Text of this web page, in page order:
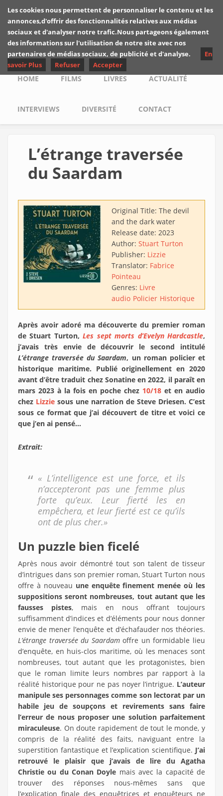
Skip to main content
Les critiques de
Yuyine
Main menu
HOME FILMS LIVRES ACTUALITÉ
INTERVIEWS DIVERSITÉ CONTACT
L’étrange traversée
du Saardam
Original Title: The devil
and the dark water
Release date: 2023
Author: Stuart Turton
Publisher: Lizzie
Translator: Fabrice
Pointeau
Genres: Livre
audio Policier Historique
Après avoir adoré ma découverte du premier roman
de Stuart Turton,Les sept morts d’Evelyn Hardcastle,
j’avais très envie de découvrir le second intitulé
L’étrange traversée du Saardam, un roman policier et
historique maritime. Publié originellement en 2020
avant d’être traduit chez Sonatine en 2022, il paraît en
mars 2023 à la fois en poche chez 10/18 et en audio
chez Lizzie sous une narration de Steve Driesen. C’est
sous ce format que j’ai découvert de titre et voici ce
que j’en ai pensé…
Extrait:
« L’intelligence est une force, et ils
n’accepteront pas une femme plus
forte qu’eux. Leur fierté les en
empêchera, et leur fierté est ce qu’ils
ont de plus cher.»
Un puzzle bien ficelé
Après nous avoir démontré tout son talent de tisseur
d’intrigues dans son premier roman, Stuart Turton nous
offre à nouveau une enquête finement menée où les
suppositions seront nombreuses, tout autant que les
fausses pistes, mais en nous offrant toujours
suffisamment d’indices et d’éléments pour nous donner
envie de mener l’enquête et d’échafauder nos théories.
L’étrange traversée du Saardamoffre un formidable lieu
d’enquête, en huis-clos maritime, où les menaces sont
nombreuses, tout autant que les protagonistes, bien
que le roman limite leurs nombres par rapport à la
réalité historique pour ne pas noyer l’intrigue. L’auteur
manipule ses personnages comme son lectorat par un
habile jeu de soupçons et revirements sans faire
l’erreur de nous proposer une solution parfaitement
miraculeuse. On doute rapidement de tout le monde, y
compris de la réalité des faits, naviguant entre la
superstition fantastique et l’explication scientifique. J’ai
retrouvé le plaisir que j’avais de lire du Agatha
Christie ou du Conan Doyle mais avec la capacité de
trouver des réponses nous-mêmes sans que
l’explication finale des enquêtrices et enquêteurs ne
Les cookies nous permettent de personnaliser le contenu et les
annonces,d'offrir des fonctionnalités relatives aux médias
sociaux et d'analyser notre trafic.Nous partageons également
des informations sur l'utilisation de notre site avec nos
partenaires de médias sociaux, de publicité et d'analyse.
En
savoir Plus
Refuser Accepter